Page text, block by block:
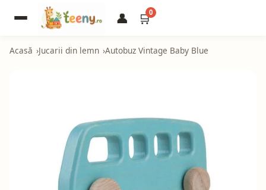
👤 🛒0
Acasă Jucarii din lemn Autobuz Vintage Baby Blue